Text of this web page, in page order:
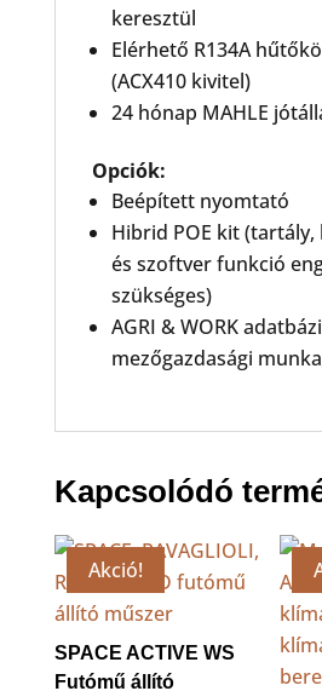
keresztül
Elérhető R134A
(ACX410 kivitel)
24 hónap MAHLE
Opciók:
Beépített nyomtató
Hibrid POE kit (tartály,
és szoftver funkció
szükséges)
AGRI & WORK
mezőgazdasági
Kapcsolódó
Akció!
SPACE ACTIVE WS
Futómű állító